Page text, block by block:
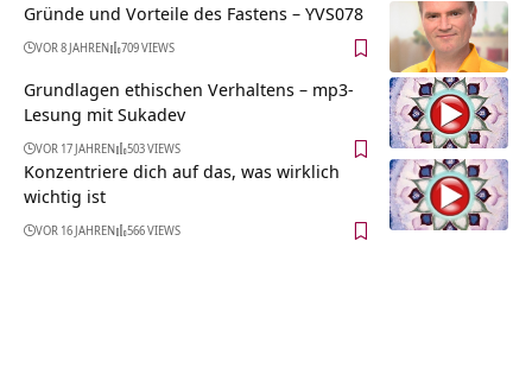
Gründe und Vorteile des Fastens – YVS078
VOR 8 JAHREN 709 VIEWS
Grundlagen ethischen Verhaltens – mp3-
Lesung mit Sukadev
VOR 17 JAHREN 503 VIEWS
Konzentriere dich auf das, was wirklich
wichtig ist
VOR 16 JAHREN 566 VIEWS